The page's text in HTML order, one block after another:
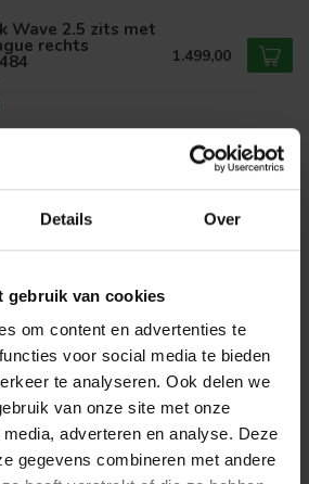
Details Over
gebruik van cookies
om content en advertenties te
voor social media te bieden
te analyseren. Ook delen we
van onze site met onze
adverteren en analyse. Deze
gegevens combineren met andere
Wave 2.5 zits met
rechts 1.499,00
Rechts - City
-
1.499,00
Wave 2.5 zits met
links modesto 1.499,00